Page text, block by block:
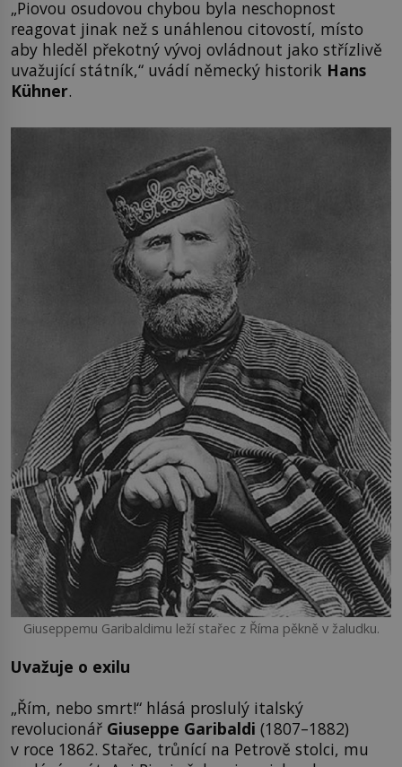
„Piovou osudovou chybou byla neschopnost
reagovat jinak než s unáhlenou citovostí, místo
aby hleděl překotný vývoj ovládnout jako střízlivě
uvažující státník,“ uvádí německý historik Hans
Kühner.
Giuseppemu Garibaldimu leží stařec z Říma pěkně v žaludku.
Uvažuje o exilu
„Řím, nebo smrt!“ hlásá proslulý italský
revolucionář Giuseppe Garibaldi (1807–1882)
v roce 1862. Stařec, trůnící na Petrově stolci, mu